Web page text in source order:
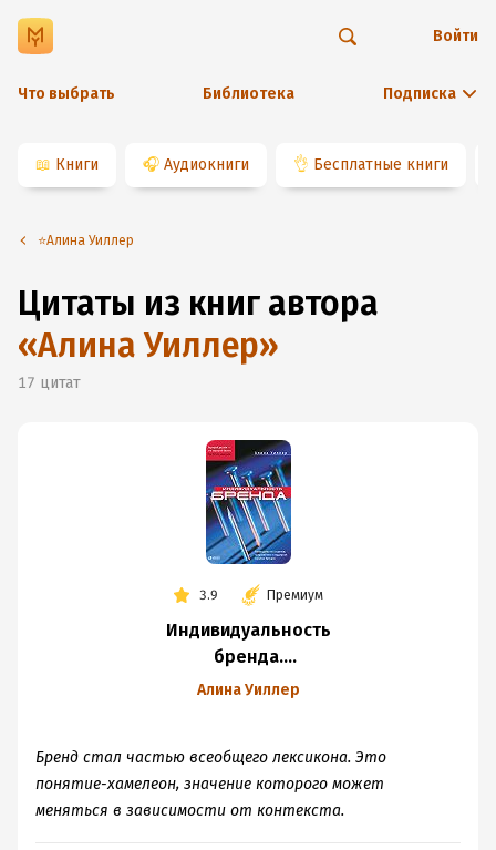
Что выбрать Библиотека Подписка
Войти
📖 Книги 🎧 Аудиокниги 👌 Бесплатные книги
⭐️Алина Уиллер
Цитаты из книг автора
«Алина Уиллер»
17 цитат
3.9 Премиум
Индивидуальность
бренда.
Руководство
и поддержке
сильных брендов
Алина Уиллер
Бренд стал частью всеобщего лексикона. Это
понятие-хамелеон, значение которого может
меняться в зависимости от контекста.